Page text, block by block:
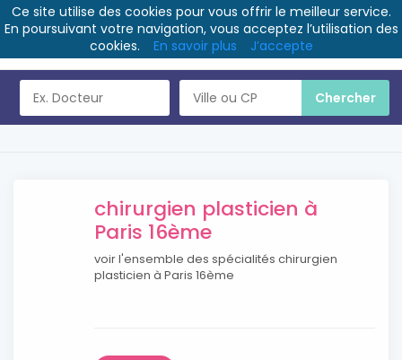
chirurgien plasticien à
Paris 16ème
voir l'ensemble des spécialités chirurgien
plasticien à Paris 16ème
Ce site utilise des cookies pour vous offrir le meilleur service.
En poursuivant votre navigation, vous acceptez l’utilisation des
cookies.
En savoir plus J’accepte